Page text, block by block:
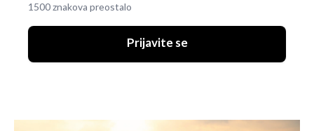
1500 znakova preostalo
Prijavite se